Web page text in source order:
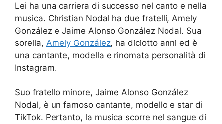
Lei ha una carriera di successo nel canto e nella
musica. Christian Nodal ha due fratelli, Amely
González e Jaime Alonso González Nodal. Sua
sorella, Amely González, ha diciotto anni ed è
una cantante, modella e rinomata personalità di
Instagram.
Suo fratello minore, Jaime Alonso González
Nodal, è un famoso cantante, modello e star di
TikTok. Pertanto, la musica scorre nel sangue di